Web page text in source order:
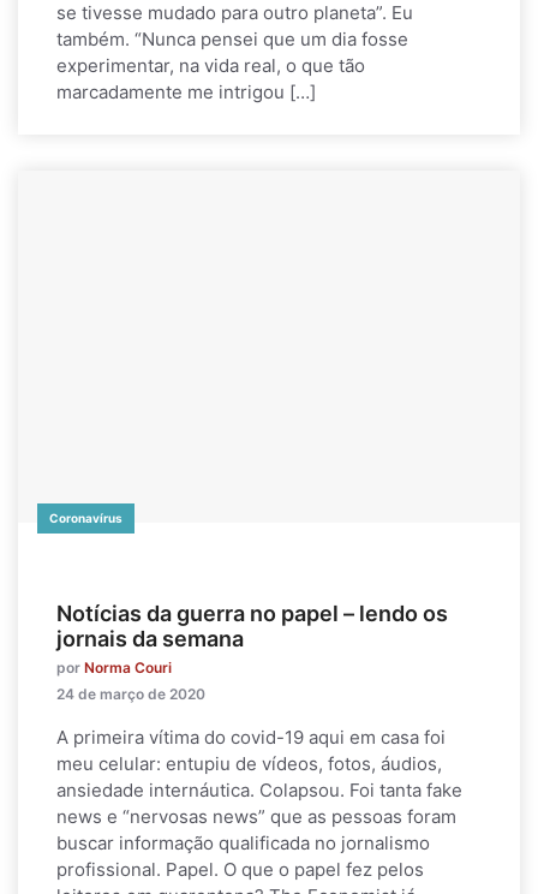
se tivesse mudado para outro planeta”. Eu
também. “Nunca pensei que um dia fosse
experimentar, na vida real, o que tão
marcadamente me intrigou […]
Coronavírus
Notícias da guerra no papel – lendo os
jornais da semana
por Norma Couri
24 de março de 2020
A primeira vítima do covid-19 aqui em casa foi
meu celular: entupiu de vídeos, fotos, áudios,
ansiedade internáutica. Colapsou. Foi tanta fake
news e “nervosas news” que as pessoas foram
buscar informação qualificada no jornalismo
profissional. Papel. O que o papel fez pelos